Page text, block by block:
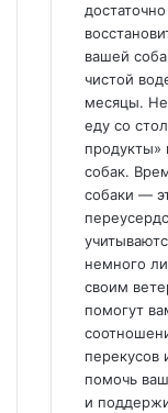
вашей
чистой
месяцы. Не
еду со
собак.
собаки —
немного
своим
помогут
перекусов
помочь
и